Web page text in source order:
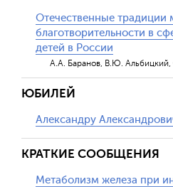
Отечественные традиции
благотворительности в
детей в России
А.А. Баранов, В.Ю.
ЮБИЛЕЙ
Александру
КРАТКИЕ СООБЩЕНИЯ
Метаболизм железа при